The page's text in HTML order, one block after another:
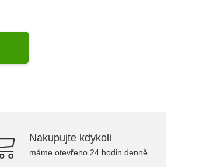
Nakupujte kdykoli
máme otevřeno 24 hodin denně